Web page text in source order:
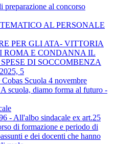
preparazione al concorso
AL PERSONALE
PER GLI ATA- VITTORIA
ROMA E CONDANNA IL
DI SOCCOMBENZA
5
Scuola 4 novembre
scuola, diamo forma al futuro -
- All'albo sindacale ex art.25
di formazione e periodo di
e dei docenti che hanno